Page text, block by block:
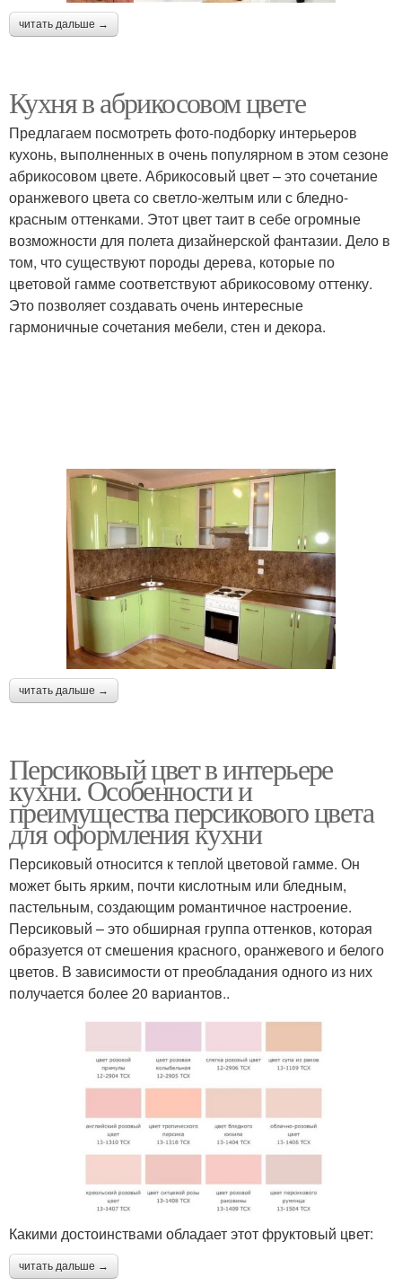
читать дальше →
Кухня в абрикосовом цвете
Предлагаем посмотреть фото-подборку интерьеров
кухонь, выполненных в очень популярном в этом сезоне
абрикосовом цвете. Абрикосовый цвет – это сочетание
оранжевого цвета со светло-желтым или с бледно-
красным оттенками. Этот цвет таит в себе огромные
возможности для полета дизайнерской фантазии. Дело в
том, что существуют породы дерева, которые по
цветовой гамме соответствуют абрикосовому оттенку.
Это позволяет создавать очень интересные
гармоничные сочетания мебели, стен и декора.
читать дальше →
Персиковый цвет в интерьере
кухни. Особенности и
преимущества персикового цвета
для оформления кухни
Персиковый относится к теплой цветовой гамме. Он
может быть ярким, почти кислотным или бледным,
пастельным, создающим романтичное настроение.
Персиковый – это обширная группа оттенков, которая
образуется от смешения красного, оранжевого и белого
цветов. В зависимости от преобладания одного из них
получается более 20 вариантов..
Какими достоинствами обладает этот фруктовый цвет:
читать дальше →